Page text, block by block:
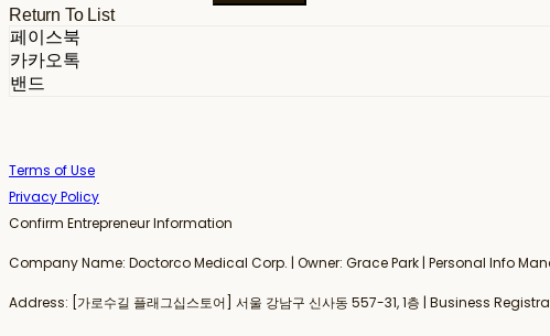
Return To List
페이스북
카카오톡
밴드
Terms of Use
Privacy Policy
Confirm Entrepreneur Information
Company Name: Doctorco Medical Corp. | Owner: Grace Park | Personal Info
Address: [가로수길 플래그십스토어] 서울 강남구 신사동 557-31, 1층 | Business